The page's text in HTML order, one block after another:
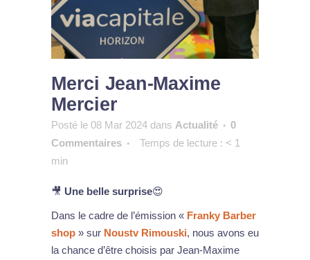
Merci Jean-Maxime
Mercier
Posté le 08 Mar 2024 dans Actualité
0
Commentaires
Temps de lecture : < 1
min
🎥 Une belle surprise😍
Dans le cadre de l’émission « Franky Barber
shop » sur Noustv Rimouski, nous avons eu
la chance d’être choisis par Jean-Maxime